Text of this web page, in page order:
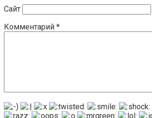
Сайт
Комментарий *